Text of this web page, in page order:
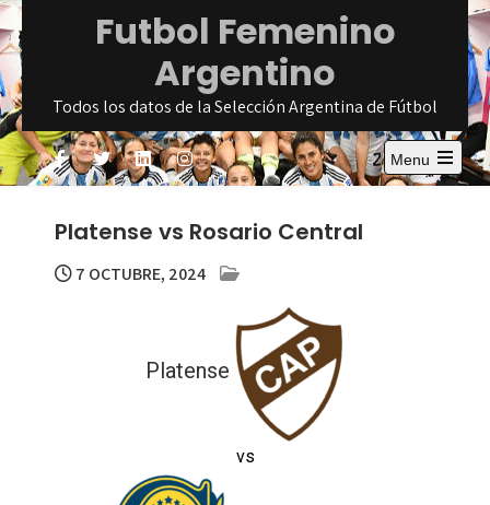
Skip
to
content
Futbol Femenino
Argentino
Todos los datos de la Selección Argentina de Fútbol
Menu
Open
Platense vs Rosario Central
7 OCTUBRE, 2024
Platense
vs